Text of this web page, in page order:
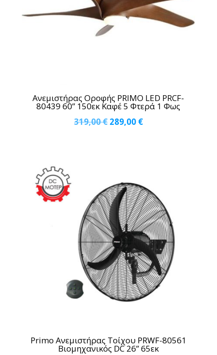
Ανεμιστήρας Οροφής PRIMO LED PRCF-
80439 60” 150εκ Καφέ 5 Φτερά 1 Φως
319,00€ Original
289,00 €Η
Primo Ανεμιστήρας Τοίχου PRWF-80561
Βιομηχανικός DC 26” 65εκ